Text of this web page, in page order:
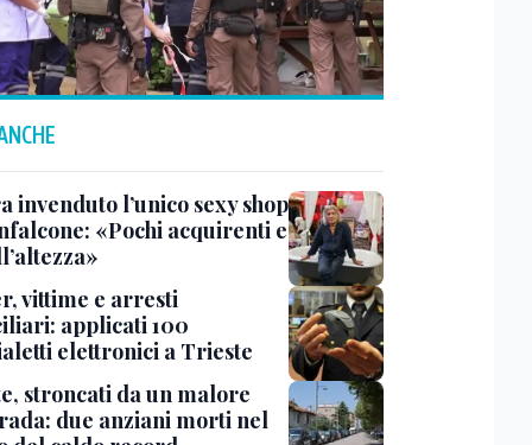
invenduto l’unico sexy shop
«Pochi acquirenti e
vittime e arresti
applicati 100
elettronici a Trieste
stroncati da un malore
due anziani morti nel